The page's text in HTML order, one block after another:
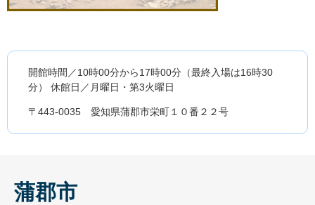
開館時間／10時00分から17時00分（最終入場は16時30
分） 休館日／月曜日・第3火曜日
〒443-0035 愛知県蒲郡市栄町１０番２２号
蒲郡市